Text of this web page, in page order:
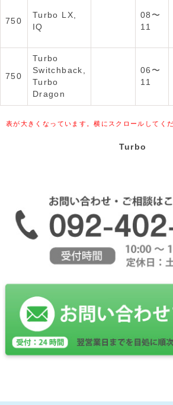
750
Turbo LX,
IQ
08〜
11
750
Turbo
Switchback,
Turbo
Dragon
06〜
11
表が大きくなっています。横にスクロールしてくだ
Turbo